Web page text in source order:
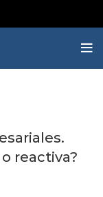
reactiva?